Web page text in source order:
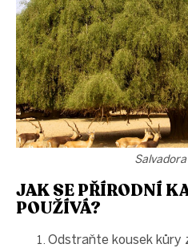
JAK SE PŘÍRODNÍ
POUŽÍVÁ?
Odstraňte kousek kůry